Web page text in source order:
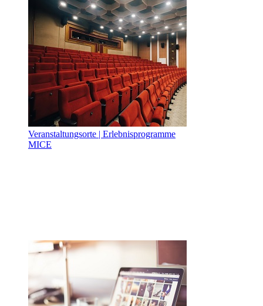
Veranstaltungsorte | Erlebnisprogramme
MICE